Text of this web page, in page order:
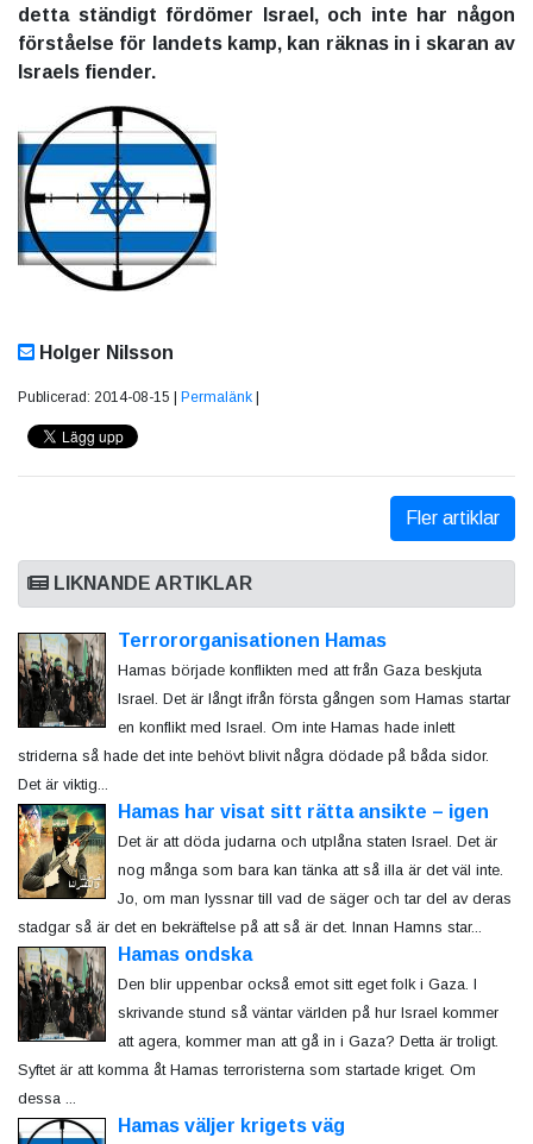
detta ständigt fördömer Israel, och inte har någon
förståelse för landets kamp, kan räknas in i skaran av
Israels fiender.
Holger Nilsson
Publicerad: 2014-08-15 | Permalänk
Fler artiklar
LIKNANDE ARTIKLAR
Terrororganisationen Hamas
Hamas började konflikten med att från Gaza beskjuta
Israel. Det är långt ifrån första gången som Hamas startar
en konflikt med Israel. Om inte Hamas hade inlett
striderna så hade det inte behövt blivit några dödade på båda sidor.
Det är viktig...
Hamas har visat sitt rätta ansikte – igen
Det är att döda judarna och utplåna staten Israel. Det är
nog många som bara kan tänka att så illa är det väl inte.
Jo, om man lyssnar till vad de säger och tar del av deras
stadgar så är det en bekräftelse på att så är det. Innan Hamns star...
Hamas ondska
Den blir uppenbar också emot sitt eget folk i Gaza. I
skrivande stund så väntar världen på hur Israel kommer
att agera, kommer man att gå in i Gaza? Detta är troligt.
Syftet är att komma åt Hamas terroristerna som startade kriget. Om
dessa ...
Hamas väljer krigets väg